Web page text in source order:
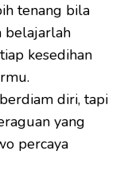
tenang bila
belajarlah
kesedihan
diri, tapi
yang
percaya